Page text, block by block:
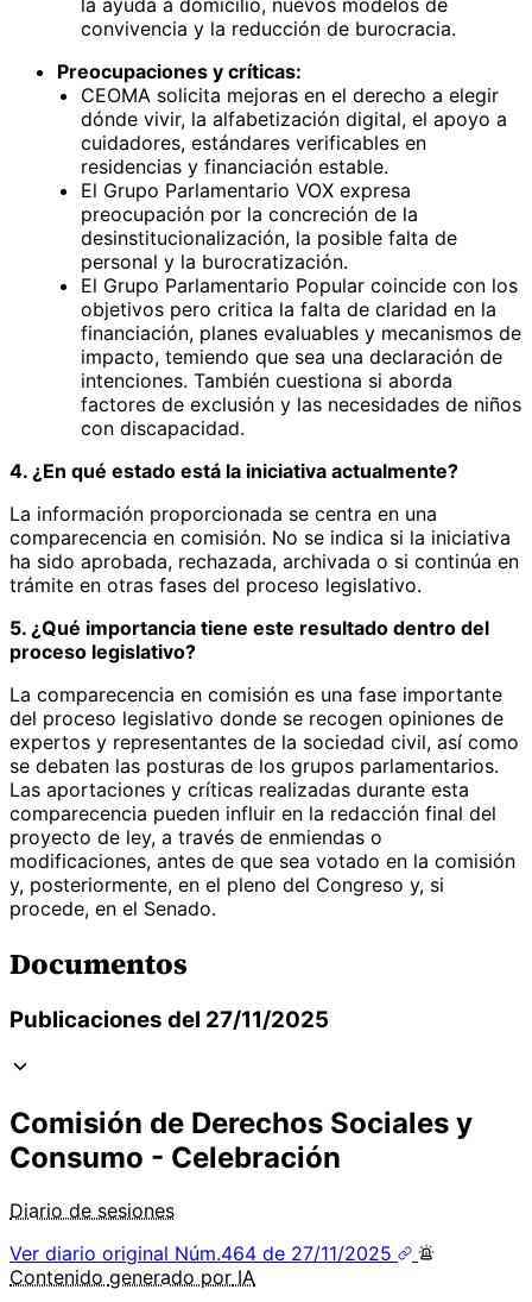
convivencia y la reducción de burocracia.
Preocupaciones y críticas:
CEOMA solicita mejoras en el derecho a elegir
dónde vivir, la alfabetización digital, el apoyo a
cuidadores, estándares verificables en
residencias y financiación estable.
El Grupo Parlamentario VOX expresa
preocupación por la concreción de la
desinstitucionalización, la posible falta de
personal y la burocratización.
El Grupo Parlamentario Popular coincide con los
objetivos pero critica la falta de claridad en la
financiación, planes evaluables y mecanismos de
impacto, temiendo que sea una declaración de
intenciones. También cuestiona si aborda
factores de exclusión y las necesidades de niños
con discapacidad.
4. ¿En qué estado está la iniciativa actualmente?
La información proporcionada se centra en una
comparecencia en comisión. No se indica si la iniciativa
ha sido aprobada, rechazada, archivada o si continúa en
trámite en otras fases del proceso legislativo.
5. ¿Qué importancia tiene este resultado dentro del
proceso legislativo?
La comparecencia en comisión es una fase importante
del proceso legislativo donde se recogen opiniones de
expertos y representantes de la sociedad civil, así como
se debaten las posturas de los grupos parlamentarios.
Las aportaciones y críticas realizadas durante esta
comparecencia pueden influir en la redacción final del
proyecto de ley, a través de enmiendas o
modificaciones, antes de que sea votado en la comisión
y, posteriormente, en el pleno del Congreso y, si
procede, en el Senado.
Documentos
Publicaciones del 27/11/2025
Comisión de Derechos Sociales y
Consumo - Celebración
Diario de sesiones
Ver diario original Núm.464 de 27/11/2025
Contenido generado por IA